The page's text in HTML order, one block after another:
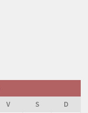
V S
D